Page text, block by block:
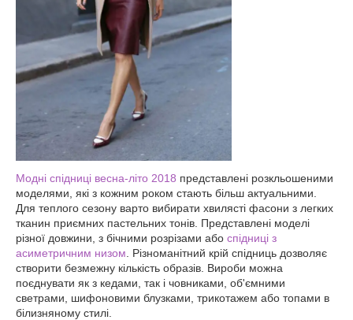
Модні спідниці весна-літо 2018 представлені розкльошеними
моделями, які з кожним роком стають більш актуальними.
Для теплого сезону варто вибирати хвилясті фасони з легких
тканин приємних пастельних тонів. Представлені моделі
різної довжини, з бічними розрізами або спідниці з
асиметричним низом . Різноманітний крій спідниць дозволяє
створити безмежну кількість образів. Вироби можна
поєднувати як з кедами, так і човниками, об'ємними
светрами, шифоновими блузками, трикотажем або топами в
білизняному стилі.